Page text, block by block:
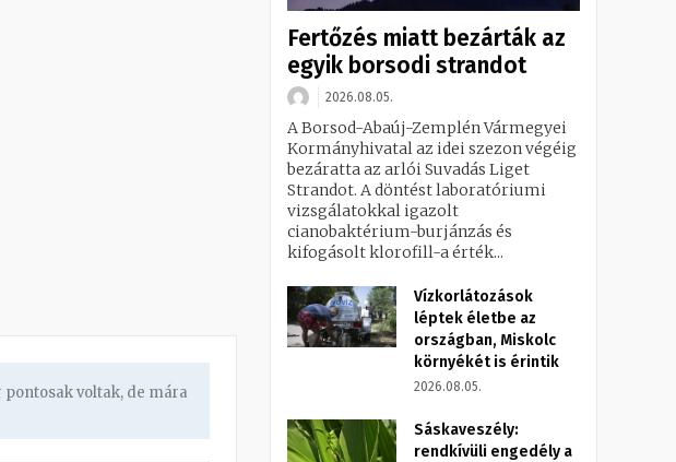
voltak, de mára
Fertőzés miatt bezárták az
egyik borsodi strandot
2026.08.05.
A Borsod-Abaúj-Zemplén Vármegyei
Kormányhivatal az idei szezon végéig
bezáratta az arlói Suvadás Liget
Strandot. A döntést laboratóriumi
vizsgálatokkal igazolt
cianobaktérium-burjánzás és
kifogásolt klorofill-a érték...
Vízkorlátozások
léptek életbe az
országban, Miskolc
környékét is érintik
2026.08.05.
Sáskaveszély:
rendkívüli engedély a